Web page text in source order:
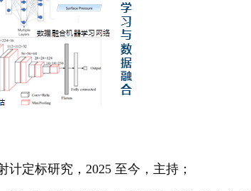
定标研究，2025 至今，主持；